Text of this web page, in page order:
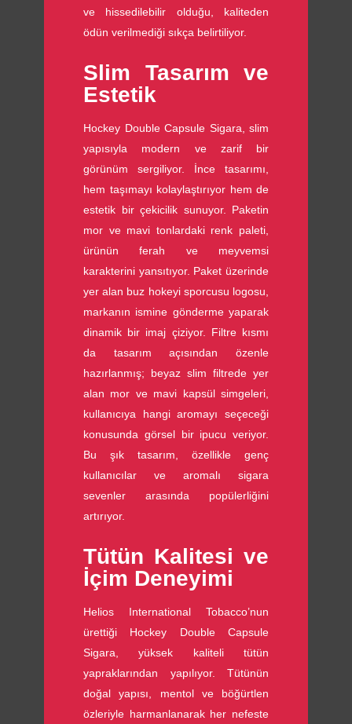
ve hissedilebilir olduğu, kaliteden
ödün verilmediği sıkça belirtiliyor.
Slim Tasarım ve
Estetik
Hockey Double Capsule Sigara, slim
yapısıyla modern ve zarif bir
görünüm sergiliyor. İnce tasarımı,
hem taşımayı kolaylaştırıyor hem de
estetik bir çekicilik sunuyor. Paketin
mor ve mavi tonlardaki renk paleti,
ürünün ferah ve meyvemsi
karakterini yansıtıyor. Paket üzerinde
yer alan buz hokeyi sporcusu logosu,
markanın ismine gönderme yaparak
dinamik bir imaj çiziyor. Filtre kısmı
da tasarım açısından özenle
hazırlanmış; beyaz slim filtrede yer
alan mor ve mavi kapsül simgeleri,
kullanıcıya hangi aromayı seçeceği
konusunda görsel bir ipucu veriyor.
Bu şık tasarım, özellikle genç
kullanıcılar ve aromalı sigara
sevenler arasında popülerliğini
artırıyor.
Tütün Kalitesi ve
İçim Deneyimi
Helios International Tobacco’nun
ürettiği Hockey Double Capsule
Sigara, yüksek kaliteli tütün
yapraklarından yapılıyor. Tütünün
doğal yapısı, mentol ve böğürtlen
özleriyle harmanlanarak her nefeste